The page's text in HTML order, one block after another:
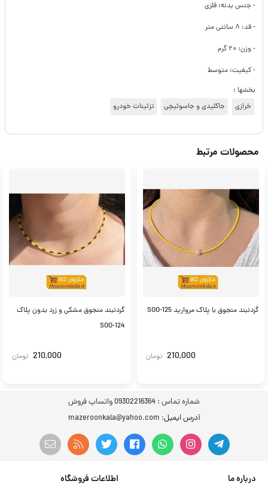
- جنس بدنه: فلزی
- قد: ۸ سانتی متر
- وزن: ۲۰ گرم
- کیفیت: متوسط
بخشها :
خرازی
جاکلیدی و جاسوئیچی تزئینات خودرو
محصولات مرتبط
گردنبند منجوق با پلاک مروارید SOO-125
210,000 تومان
گردنبند منجوق مشکی و زرد بدون پلاک
SOO-124
210,000 تومان
شماره تماس : 09302216364 واتساپ فروش
آدرس ایمیل: mazeroonkala@yahoo.com
درباره ما اطلاعات فروشگاه